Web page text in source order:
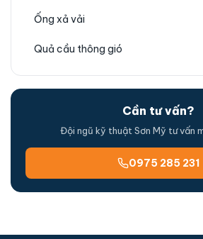
Ống xả vải
Quả cầu thông gió
Cần tư vấn?
Đội ngũ kỹ thuật Sơn Mỹ tư vấn
0975 285 231